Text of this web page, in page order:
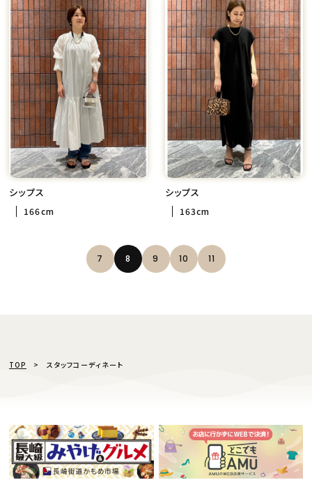
シップス
166cm
シップス
163cm
7 8 9 10 11
TOP スタッフコーディネート